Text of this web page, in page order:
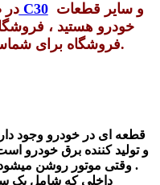
دردینام ولکس C30
خودرو هستید ،
فروشگاه برای شماست . همین حالا تماس بگیرید.
قطعه ای در خودرو وجود
و تولید کننده برق خودرو
. وقتی موتور روشن
داخلی که شامل یک